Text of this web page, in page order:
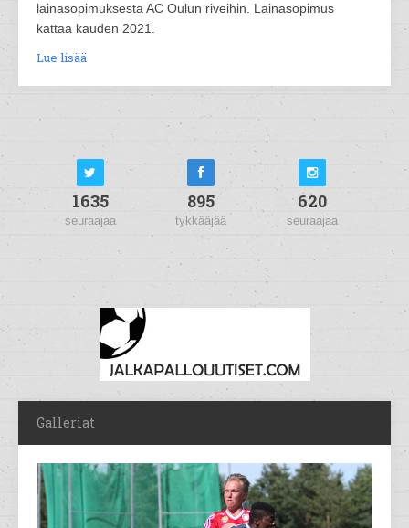
lainasopimuksesta AC Oulun riveihin. Lainasopimus
kattaa kauden 2021.
Lue lisää
1635
seuraajaa
895
tykkääjää
620
seuraajaa
Galleriat